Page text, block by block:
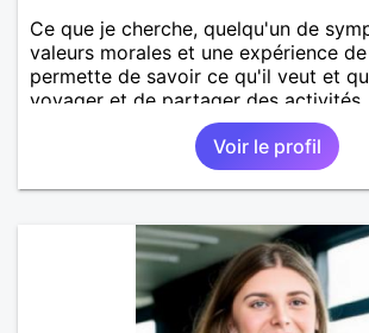
Ce que je cherche, quelqu'un de
valeurs morales et une expérience
permette de savoir ce qu'il veut et
voyager et de partager des activités.
Voir le profil